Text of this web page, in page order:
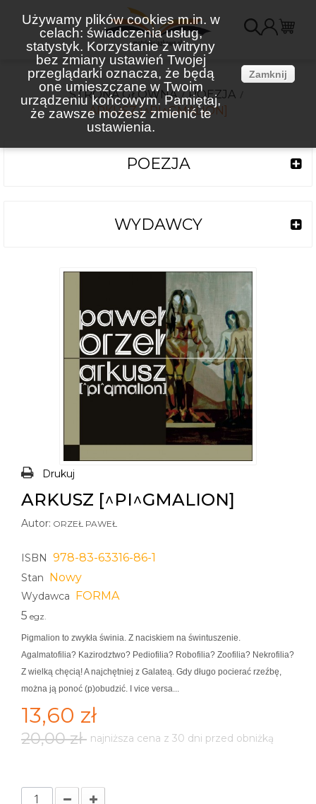
Używamy plików cookies m.in. w
celach: świadczenia usług,
statystyk. Korzystanie z witryny
bez zmiany ustawień Twojej
przeglądarki oznacza, że będą
one umieszczane w Twoim
urządzeniu końcowym. Pamiętaj,
że zawsze możesz zmienić te
ustawienia.
Zamknij
STRONA GŁÓWNA
POEZJA
ARKUSZ [^PI^GMALION]
POEZJA
WYDAWCY
Drukuj
ARKUSZ [^PI^GMALION]
Autor: ORZEŁ PAWEŁ
ISBN 978-83-63316-86-1
Stan Nowy
Wydawca FORMA
5 egz.
Pigmalion to zwykła świnia. Z naciskiem na świntuszenie.
Agalmatofilia? Kazirodztwo? Pediofilia? Robofilia? Zoofilia? Nekrofilia?
Z wielką chęcią! A najchętniej z Galateą. Gdy długo pocierać rzeźbę,
można ją ponoć (p)obudzić. I vice versa...
13,60 zł
20,00 zł najniższa cena z 30 dni przed obniżką